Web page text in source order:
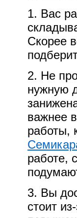
1. Вас
Скорее
2. Не
нужную
важнее
работы,
работе,
3. Вы
стоит